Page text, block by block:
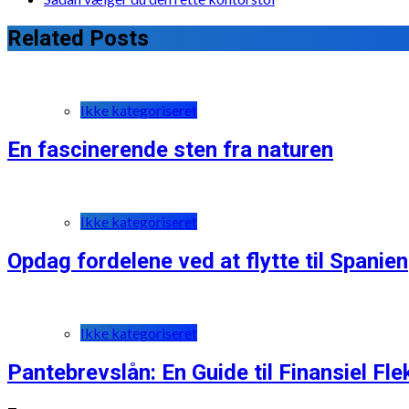
Related Posts
Ikke kategoriseret
En fascinerende sten fra naturen
Ikke kategoriseret
Opdag fordelene ved at flytte til Spanien
Ikke kategoriseret
Pantebrevslån: En Guide til Finansiel